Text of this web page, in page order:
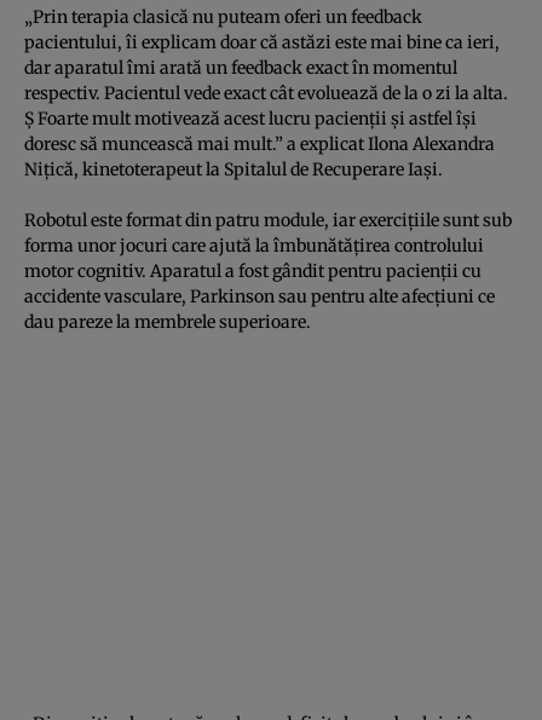
„Prin terapia clasică nu puteam oferi un feedback
pacientului, îi explicam doar că astăzi este mai bine ca ieri,
dar aparatul îmi arată un feedback exact în momentul
respectiv. Pacientul vede exact cât evoluează de la o zi la alta.
Ş Foarte mult motivează acest lucru pacienţii şi astfel îşi
doresc să muncească mai mult.” a explicat Ilona Alexandra
Niţică, kinetoterapeut la Spitalul de Recuperare Iaşi.
Robotul este format din patru module, iar exerciţiile sunt sub
forma unor jocuri care ajută la îmbunătăţirea controlului
motor cognitiv. Aparatul a fost gândit pentru pacienţii cu
accidente vasculare, Parkinson sau pentru alte afecţiuni ce
dau pareze la membrele superioare.